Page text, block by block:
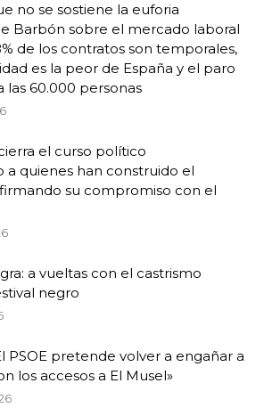
no se sostiene la euforia
Barbón sobre el mercado laboral
de los contratos son temporales,
es la peor de España y el paro
las 60.000 personas
el curso político
a quienes han construido el
su compromiso con el
a vueltas con el castrismo
negro
PSOE pretende volver a engañar a
los accesos a El Musel»